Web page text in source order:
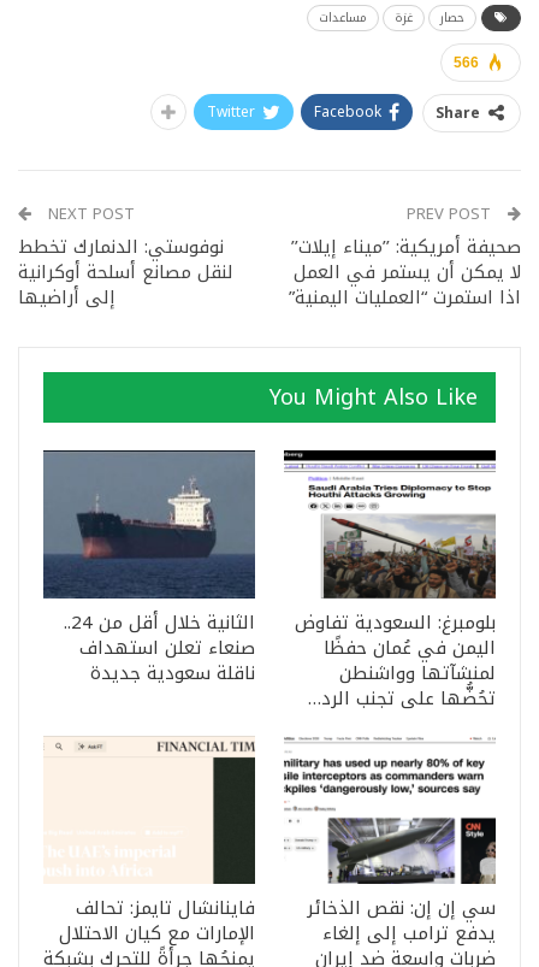
حصار غزة مساعدات
566
Share
Facebook
Twitter
صحيفة أمريكية: ’’ميناء إيلات’’
لا يمكن أن يستمر في العمل
اذا استمرت “العمليات اليمنية”
NEXT POST
نوفوستي: الدنمارك تخطط
لنقل مصانع أسلحة أوكرانية
إلى أراضيها
You Might Also Like
بلومبرغ: السعودية تفاوض
اليمن في عُمان حفظًا
لمنشآتها وواشنطن
تحُضُّها على تجنب الرد…
الثانية خلال أقل من 24..
صنعاء تعلن استهداف
ناقلة سعودية جديدة
سي إن إن: نقص الذخائر
يدفع ترامب إلى إلغاء
ضربات واسعة ضد إيران
فاينانشال تايمز: تحالف
الإمارات مع كيان الاحتلال
يمنحُها جرأةً للتحرك بشبكة